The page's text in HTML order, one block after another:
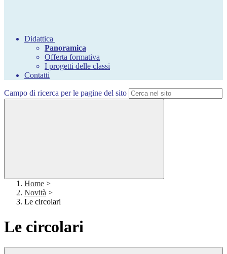
Didattica
Panoramica
Offerta formativa
I progetti delle classi
Contatti
Campo di ricerca per le pagine del sito
Home >
Novità >
Le circolari
Le circolari